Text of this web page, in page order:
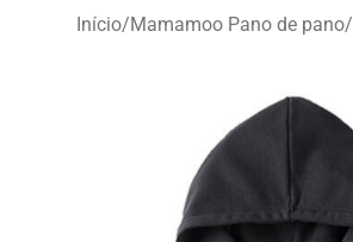
Início/Mamamoo Pano de pano/